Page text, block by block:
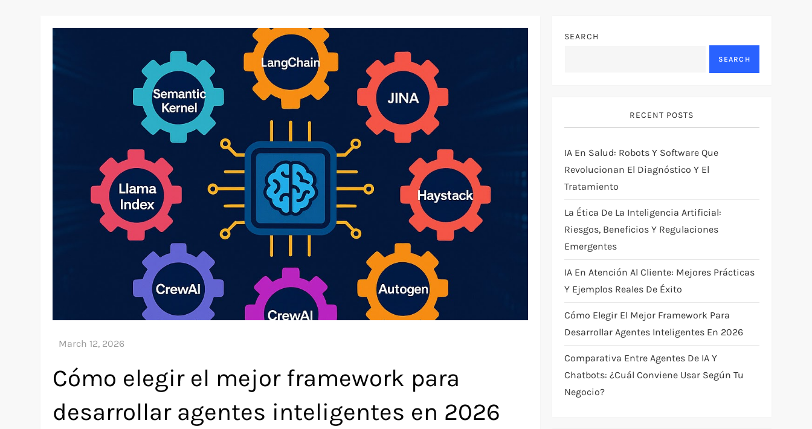
Cómo elegir el mejor framework para
desarrollar agentes inteligentes en 2026
SEARCH
SEARCH
RECENT POSTS
IA En Salud: Robots Y Software Que
Revolucionan El Diagnóstico Y El
Tratamiento
La Ética De La Inteligencia Artificial:
Riesgos, Beneficios Y Regulaciones
Emergentes
IA En Atención Al Cliente: Mejores Prácticas
Y Ejemplos Reales De Éxito
Cómo Elegir El Mejor Framework Para
Desarrollar Agentes Inteligentes En 2026
Comparativa Entre Agentes De IA Y
Chatbots: ¿cuál Conviene Usar Según Tu
Negocio?